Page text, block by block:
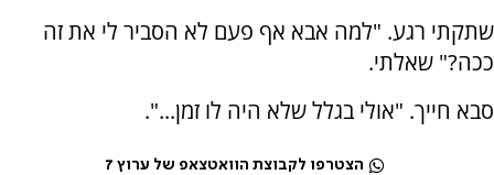
שתקתי רגע. "למה אבא אף פעם לא הסביר לי את זה
ככה?" שאלתי.
סבא חייך. "אולי בגלל שלא היה לו זמן...".
הצטרפו לקבוצת הוואטצאפ של ערוץ 7